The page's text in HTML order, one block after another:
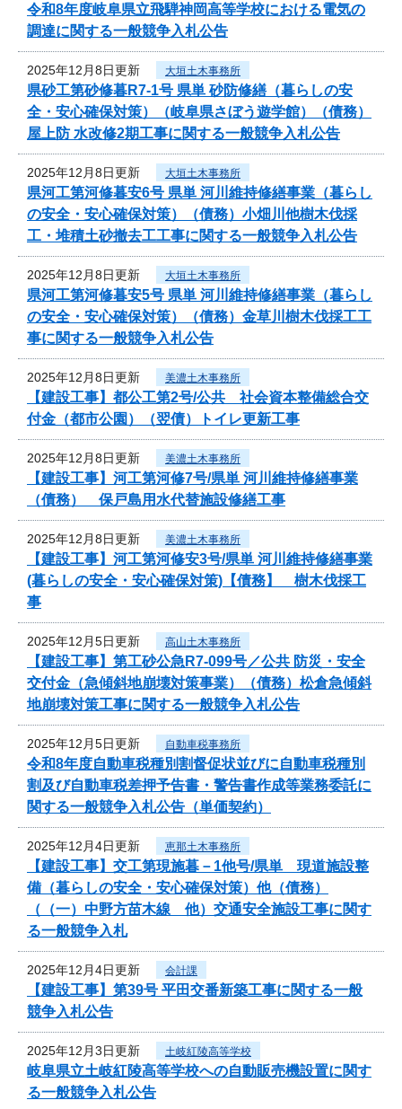
令和8年度岐阜県立飛騨神岡高等学校における電気の
調達に関する一般競争入札公告
2025年12月8日更新 大垣土木事務所
県砂工第砂修暮R7-1号 県単 砂防修繕（暮らしの安
全・安心確保対策）（岐阜県さぼう遊学館）（債務）
屋上防 水改修2期工事に関する一般競争入札公告
2025年12月8日更新 大垣土木事務所
県河工第河修暮安6号 県単 河川維持修繕事業（暮らし
の安全・安心確保対策）（債務）小畑川他樹木伐採
工・堆積土砂撤去工工事に関する一般競争入札公告
2025年12月8日更新 大垣土木事務所
県河工第河修暮安5号 県単 河川維持修繕事業（暮らし
の安全・安心確保対策）（債務）金草川樹木伐採工工
事に関する一般競争入札公告
2025年12月8日更新 美濃土木事務所
【建設工事】都公工第2号/公共 社会資本整備総合交
付金（都市公園）（翌債）トイレ更新工事
2025年12月8日更新 美濃土木事務所
【建設工事】河工第河修7号/県単 河川維持修繕事業
（債務） 保戸島用水代替施設修繕工事
2025年12月8日更新 美濃土木事務所
【建設工事】河工第河修安3号/県単 河川維持修繕事業
(暮らしの安全・安心確保対策)【債務】 樹木伐採工
事
2025年12月5日更新 高山土木事務所
【建設工事】第工砂公急R7-099号／公共 防災・安全
交付金（急傾斜地崩壊対策事業）（債務）松倉急傾斜
地崩壊対策工事に関する一般競争入札公告
2025年12月5日更新 自動車税事務所
令和8年度自動車税種別割督促状並びに自動車税種別
割及び自動車税差押予告書・警告書作成等業務委託に
関する一般競争入札公告（単価契約）
2025年12月4日更新 恵那土木事務所
【建設工事】交工第現施暮－1他号/県単 現道施設整
備（暮らしの安全・安心確保対策）他（債務）
（（一）中野方苗木線 他）交通安全施設工事に関す
る一般競争入札
2025年12月4日更新 会計課
【建設工事】第39号 平田交番新築工事に関する一般
競争入札公告
2025年12月3日更新 土岐紅陵高等学校
岐阜県立土岐紅陵高等学校への自動販売機設置に関す
る一般競争入札公告